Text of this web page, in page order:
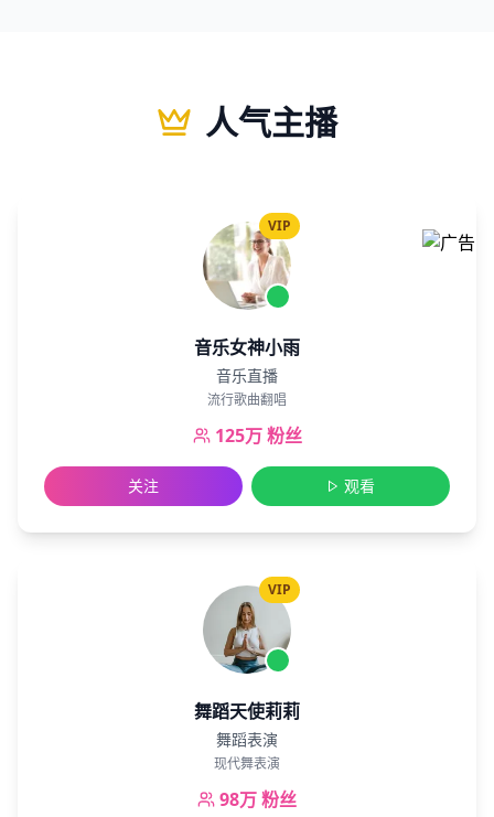
人气主播
VIP
音乐女神小雨
音乐直播
流行歌曲翻唱
125万粉丝
关注 观看
VIP
舞蹈天使莉莉
舞蹈表演
现代舞表演
98万粉丝